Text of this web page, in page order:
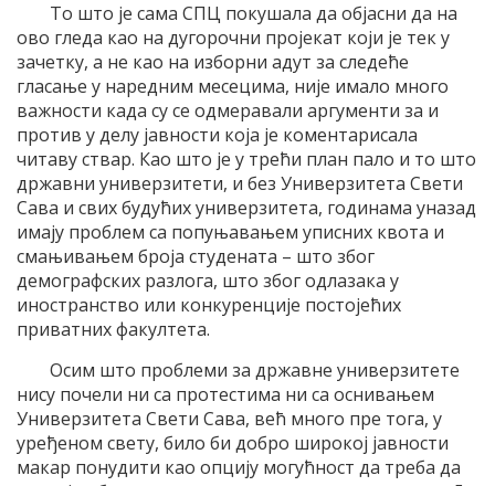
То што је сама СПЦ покушала да објасни да на
ово гледа као на дугорочни пројекат који је тек у
зачетку, а не као на изборни адут за следеће
гласање у наредним месецима, није имало много
важности када су се одмеравали аргументи за и
против у делу јавности која је коментарисала
читаву ствар. Као што је у трећи план пало и то што
државни универзитети, и без Универзитета Свети
Сава и свих будућих универзитета, годинама уназад
имају проблем са попуњавањем уписних квота и
смањивањем броја студената – што због
демографских разлога, што због одлазака у
иностранство или конкуренције постојећих
приватних факултета.
Осим што проблеми за државне универзитете
нису почели ни са протестима ни са оснивањем
Универзитета Свети Сава, већ много пре тога, у
уређеном свету, било би добро широкој јавности
макар понудити као опцију могућност да треба да